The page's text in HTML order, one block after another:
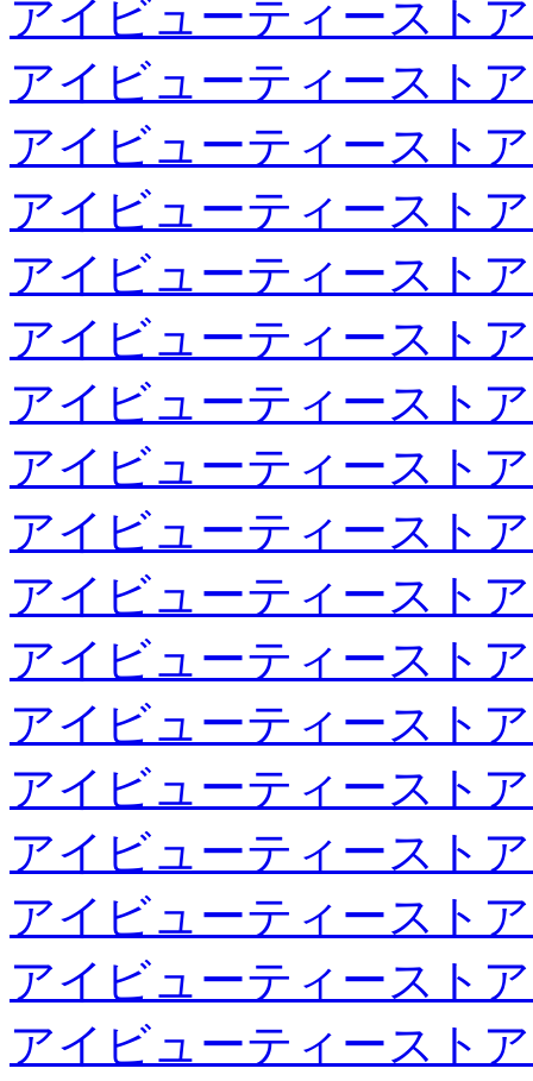
アイビューティースト
アイビューティースト
アイビューティースト
アイビューティースト
アイビューティースト
アイビューティースト
アイビューティースト
アイビューティースト
アイビューティースト
アイビューティースト
アイビューティースト
アイビューティースト
アイビューティースト
アイビューティースト
アイビューティースト
アイビューティースト
アイビューティースト